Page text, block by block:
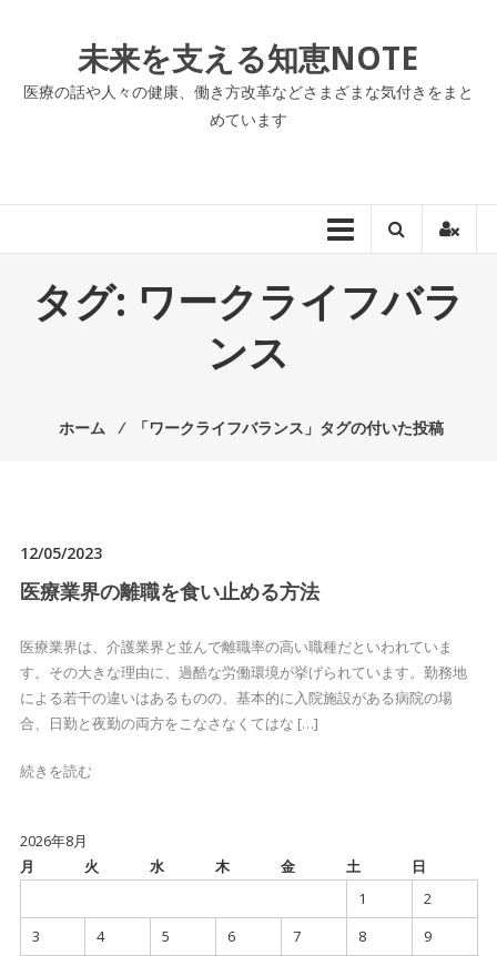
未来を支える知恵NOTE
医療の話や人々の健康、働き方改革などさまざまな気付きをまと
めています
タグ: ワークライフバラ
ンス
ホーム ⁄ 「ワークライフバランス」タグの付いた投稿
12/05/2023
医療業界の離職を食い止める方法
医療業界は、介護業界と並んで離職率の高い職種だといわれていま
す。その大きな理由に、過酷な労働環境が挙げられています。勤務地
による若干の違いはあるものの、基本的に入院施設がある病院の場
合、日勤と夜勤の両方をこなさなくてはな […]
続きを読む
2026年8月
月
火 水 木 金 土
日
1
2
3
4 5 6 7 8
9